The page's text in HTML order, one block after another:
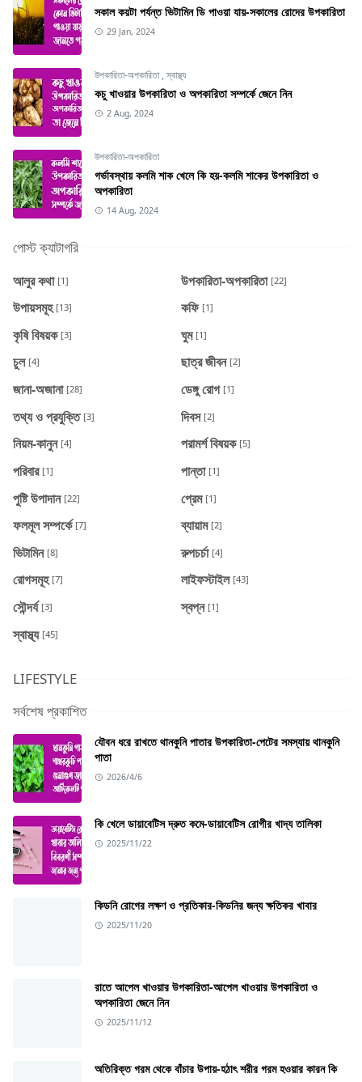
সকাল কয়টা পর্যন্ত ভিটামিন ডি পাওয়া যায়-সকালের রোদের উপকারিতা
29 Jan, 2024
উপকারিতা-অপকারিতা,স্বাস্থ্য
কচু খাওয়ার উপকারিতা ও অপকারিতা সম্পর্কে জেনে নিন
2 Aug, 2024
উপকারিতা-অপকারিতা
গর্ভাবস্থায় কলমি শাক খেলে কি হয়-কলমি শাকের উপকারিতা ও
অপকারিতা
14 Aug, 2024
পোস্ট ক্যাটাগরি
আলুর কথা [1] উপকারিতা-অপকারিতা [22]
উপায়সমূহ [13] কফি [1]
কৃষি বিষয়ক [3] ঘুম [1]
চুল [4] ছাত্র জীবন [2]
জানা-অজানা [28] ডেঙ্গু রোগ [1]
তথ্য ও প্রযুক্তি [3] দিবস [2]
নিয়ম-কানুন [4] পরামর্শ বিষয়ক [5]
পরিবার [1] পান্তা [1]
পুষ্টি উপাদান [22] প্রেম [1]
ফলমূল সম্পর্কে [7] ব্যায়াম [2]
ভিটামিন [8] রুপচর্চা [4]
রোগসমূহ [7] লাইফস্টাইল [43]
সৌন্দর্য [3] স্বপ্ন [1]
স্বাস্থ্য [45]
LIFESTYLE
সর্বশেষ প্রকাশিত
যৌবন ধরে রাখতে থানকুনি পাতার উপকারিতা-পেটের সমস্যায় থানকুনি
পাতা
2026/4/6
কি খেলে ডায়াবেটিস দ্রুত কমে-ডায়াবেটিস রোগীর খাদ্য তালিকা
2025/11/22
কিডনি রোগের লক্ষণ ও প্রতিকার-কিডনির জন্য ক্ষতিকর খাবার
2025/11/20
রাতে আপেল খাওয়ার উপকারিতা-আপেল খাওয়ার উপকারিতা ও
অপকারিতা জেনে নিন
2025/11/12
অতিরিক্ত গরম থেকে বাঁচার উপায়-হঠাৎ শরীর গরম হওয়ার কারন কি